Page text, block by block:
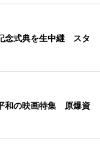
念式典を生中継 スタ
和の映画特集 原爆資